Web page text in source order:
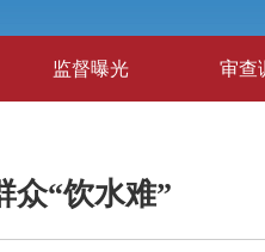
监督曝光 审查
众“饮水难”